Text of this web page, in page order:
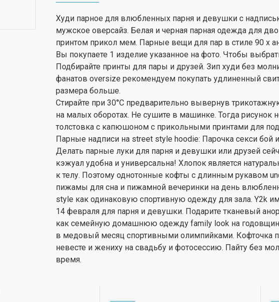
Худи парное для влюбленных парня и девушки с
мужское оверсайз. Белая и черная парная одежда для
принтом прикол мем. Парные вещи для пар в стиле 90 х
Вы покупаете 1 изделие указанное на фото. Чтобы
Подбирайте принты для пары и друзей. Зип худи без
фанатов oversize рекомендуем покупать удлиненный
размера больше.
Стирайте при 30°C предварительно вывернув
на малых оборотах. Не сушите в машинке. Тогда рисунок
толстовка с капюшоном с прикольными принтами для
Парные надписи на street style hoodie: Парочка секси бой
Делать парные луки для парня и девушки или друзей
кэжуал удобна и универсальна! Хлопок является
к телу. Поэтому однотонные кофты с длинным рукавом
пижамы для сна и пижамной вечеринки на день
style как одинаковую спортивную одежду для зала. Y2k
14 февраля для парня и девушки. Подарите тканевый
как семейную домашнюю одежду family look на
в медовый месяц спортивными олимпийками. Кофточка
невесте и жениху на свадьбу и фотосессию. Пайту без
время.